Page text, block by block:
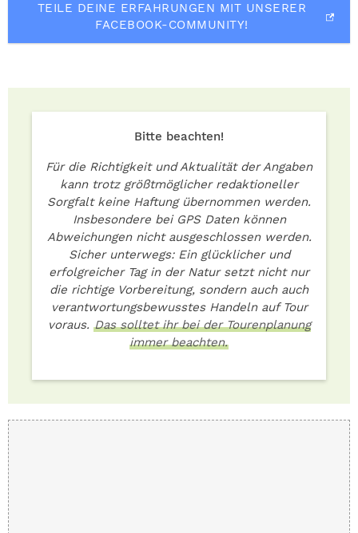
TEILE DEINE ERFAHRUNGEN MIT UNSERER
FACEBOOK-COMMUNITY!
Bitte beachten!
Für die Richtigkeit und Aktualität der Angaben
kann trotz größtmöglicher redaktioneller
Sorgfalt keine Haftung übernommen werden.
Insbesondere bei GPS Daten können
Abweichungen nicht ausgeschlossen werden.
Sicher unterwegs: Ein glücklicher und
erfolgreicher Tag in der Natur setzt nicht nur
die richtige Vorbereitung, sondern auch auch
verantwortungsbewusstes Handeln auf Tour
voraus. Das solltet ihr bei der Tourenplanung
immer beachten.